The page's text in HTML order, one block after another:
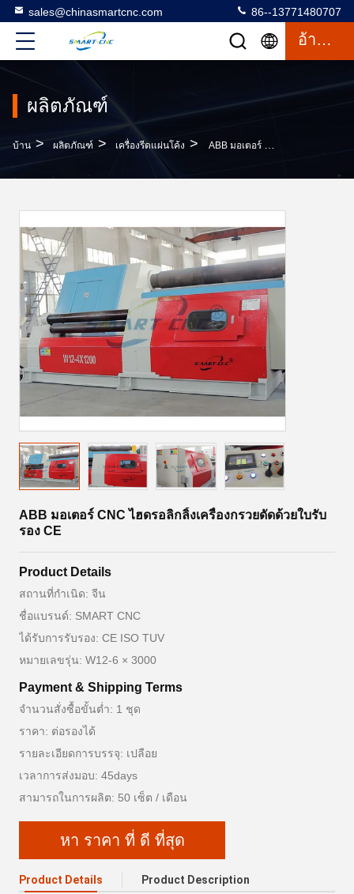
sales@chinasmartcnc.com 86--13771480707
อ้างอิง
ผลิตภัณฑ์
บ้าน > ผลิตภัณฑ์ > เครื่องรีดแผ่นโค้ง > ABB มอเตอร์ CNC ไฮดรอลิกลิ้งเครื่องกรวยดัดด้วยใบรับรอง CE
ABB มอเตอร์ CNC ไฮดรอลิกลิ้งเครื่องกรวยดัดด้วยใบรับ
รอง CE
Product Details
สถานที่กำเนิด: จีน
ชื่อแบรนด์: SMART CNC
ได้รับการรับรอง: CE ISO TUV
หมายเลขรุ่น: W12-6 × 3000
Payment & Shipping Terms
จำนวนสั่งซื้อขั้นต่ำ: 1 ชุด
ราคา: ต่อรองได้
รายละเอียดการบรรจุ: เปลือย
เวลาการส่งมอบ: 45days
สามารถในการผลิต: 50 เซ็ต / เดือน
หา ราคา ที่ ดี ที่สุด
Product Details Product Description